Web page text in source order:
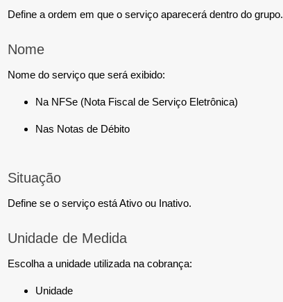
Define a ordem em que o serviço aparecerá dentro do grupo.
Nome
Nome do serviço que será exibido:
Na NFSe (Nota Fiscal de Serviço Eletrônica)
Nas Notas de Débito
Situação
Define se o serviço está Ativo ou Inativo.
Unidade de Medida
Escolha a unidade utilizada na cobrança:
Unidade